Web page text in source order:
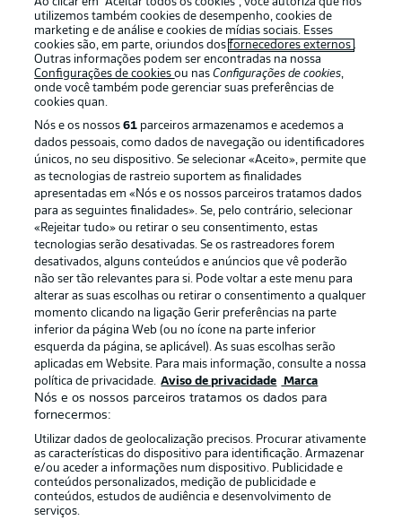
Oferecido por
Publicidade Avisos legais
Gerir preferências Aviso de privacidade
Emissoras
Trabalhe conosco Marca
Contato Jogadores
utilizemos também cookies de desempenho, cookies de
marketing e de análise e cookies de mídias sociais. Esses
cookies são, em parte, oriundos dosfornecedores externos .
Outras informações podem ser encontradas na nossa
Configurações de cookiesou nasConfigurações de cookies,
onde você também pode gerenciar suas preferências de
cookies quan.
Nós e os nossos61 parceiros armazenamos e acedemos a
dados pessoais, como dados de navegação ou identificadores
únicos, no seu dispositivo. Se selecionar «Aceito», permite que
as tecnologias de rastreio suportem as finalidades
apresentadas em «Nós e os nossos parceiros tratamos dados
para as seguintes finalidades». Se, pelo contrário, selecionar
«Rejeitar tudo» ou retirar o seu consentimento, estas
tecnologias serão desativadas. Se os rastreadores forem
desativados, alguns conteúdos e anúncios que vê poderão
não ser tão relevantes para si. Pode voltar a este menu para
alterar as suas escolhas ou retirar o consentimento a qualquer
momento clicando na ligação Gerir preferências na parte
inferior da página Web (ou no ícone na parte inferior
esquerda da página, se aplicável). As suas escolhas serão
aplicadas em Website. Para mais informação, consulte a nossa
política de privacidade. Aviso de privacidade Marca
Nós e os nossos parceiros tratamos os dados para
fornecermos:
Utilizar dados de geolocalização precisos. Procurar ativamente
as características do dispositivo para identificação. Armazenar
e/ou aceder a informações num dispositivo. Publicidade e
conteúdos personalizados, medição de publicidade e
conteúdos, estudos de audiência e desenvolvimento de
serviços.